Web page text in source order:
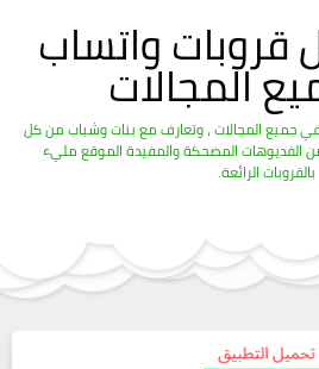
قروبات واتساب
المجالات
جميع المجالات ، وتعارف مع بنات وشباب من كل
الفديوهات المضحكة والمفيدة الموقع مليء
بالقروبات الرائعة.